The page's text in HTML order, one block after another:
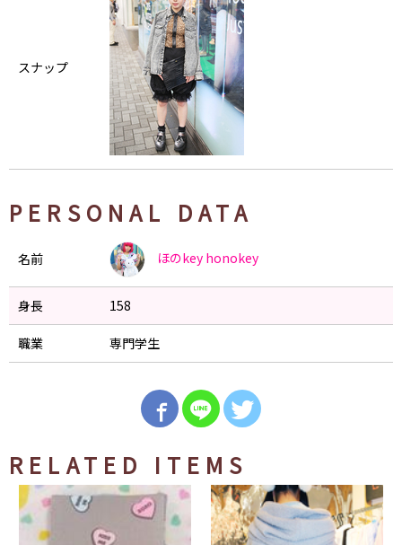
スナップ
PERSONAL DATA
名前 ほのkey honokey
身長 158
職業 専門学生
RELATED ITEMS